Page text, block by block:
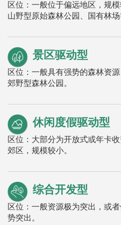
区位：一般位于偏远地区，规
山野型原始森林公园、国有林
景区驱动型
区位：一般具有强势的森林资
郊野型森林公园。
休闲度假驱动型
区位：大部分为开放式或年卡
郊区，规模较小。
综合开发型
区位：一般资源极为突出，或
势突出。